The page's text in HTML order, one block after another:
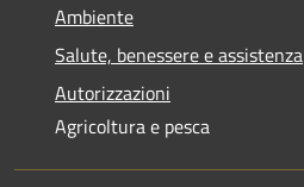
Ambiente
Salute, benessere e assistenza
Autorizzazioni
Agricoltura e pesca